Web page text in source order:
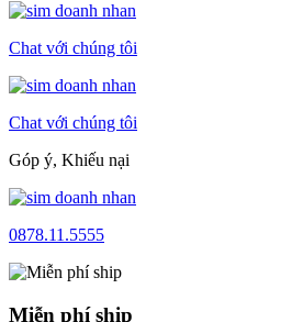
Chat với chúng tôi
Chat với chúng tôi
Góp ý, Khiếu nại
0878.11.5555
Miễn phí ship